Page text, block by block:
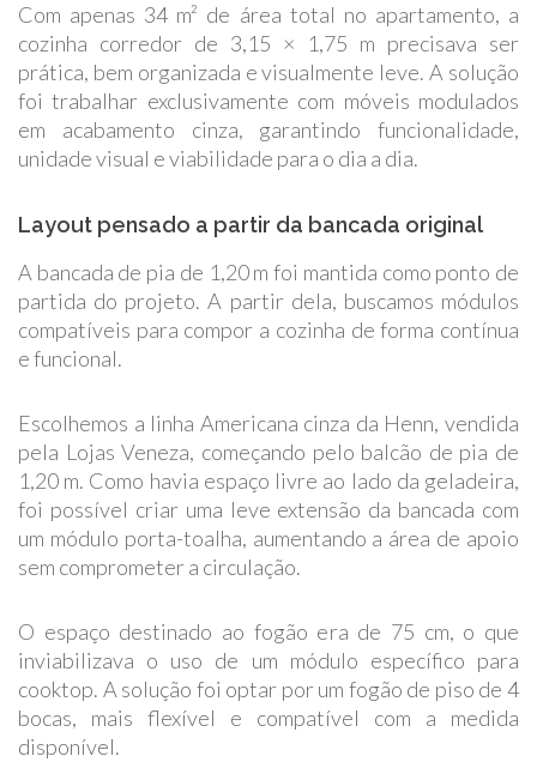
Com apenas 34 m² de área total no apartamento, a
cozinha corredor de 3,15 × 1,75 m precisava ser
prática, bem organizada e visualmente leve. A solução
foi trabalhar exclusivamente com móveis modulados
em acabamento cinza, garantindo funcionalidade,
unidade visual e viabilidade para o dia a dia.
Layout pensado a partir da bancada original
A bancada de pia de 1,20 m foi mantida como ponto de
partida do projeto. A partir dela, buscamos módulos
compatíveis para compor a cozinha de forma contínua
e funcional.
Escolhemos a linha Americana cinza da Henn, vendida
pela Lojas Veneza, começando pelo balcão de pia de
1,20 m. Como havia espaço livre ao lado da geladeira,
foi possível criar uma leve extensão da bancada com
um módulo porta-toalha, aumentando a área de apoio
sem comprometer a circulação.
O espaço destinado ao fogão era de 75 cm, o que
inviabilizava o uso de um módulo específico para
cooktop. A solução foi optar por um fogão de piso de 4
bocas, mais flexível e compatível com a medida
disponível.